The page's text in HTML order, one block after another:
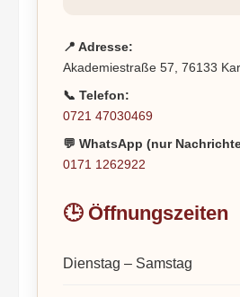
📍 Adresse:
Akademiestraße 57, 76133
📞 Telefon:
0721 47030469
💬 WhatsApp (nur
0171 1262922
🕒 Öffnungszeiten
Dienstag – Samstag